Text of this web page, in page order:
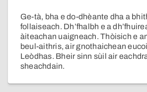
Ge-tà, bha e do-dhèante dha a
follaiseach. Dh’fhalbh e a
àiteachan uaigneach. Thòisich e
beul-aithris, air gnothaichean
Leòdhas. Bheir sinn sùil air
sheachdain.